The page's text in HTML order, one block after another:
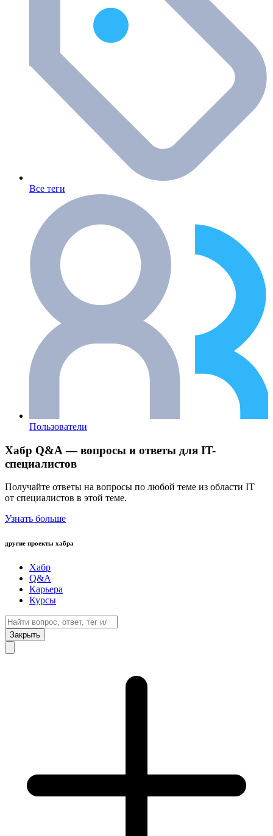
Все теги
Пользователи
Хабр Q&A — вопросы и ответы для IT-
специалистов
Получайте ответы на вопросы по любой теме из области IT
от специалистов в этой теме.
Узнать больше
другие проекты хабра
Хабр
Q&A
Карьера
Курсы
Закрыть